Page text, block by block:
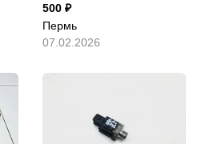
500
Пермь
07.02.2026